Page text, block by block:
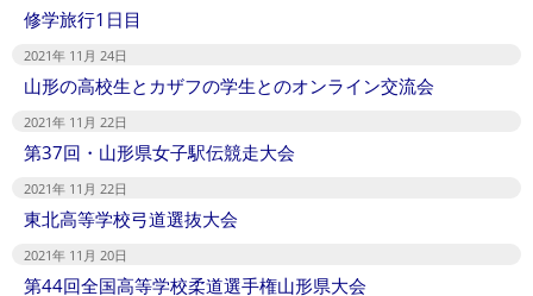
修学旅行1日目
2021年 11月 24日
山形の高校生とカザフの学生とのオンライン交流会
2021年 11月 22日
第37回・山形県女子駅伝競走大会
2021年 11月 22日
東北高等学校弓道選抜大会
2021年 11月 20日
第44回全国高等学校柔道選手権山形県大会